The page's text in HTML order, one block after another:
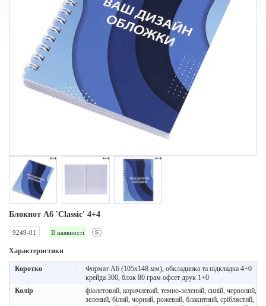
Блокнот A6 'Classic' 4+4
9249-01 В наявності
Характеристики
Коротко
Формат А6 (105х148 мм), обкладинка та підкладка 4+0
крейда 300, блок 80 грам офсет друк 1+0
Колір
фіолетовий, коричневий, темно-зелений, синій, червоний,
зелений, білий, чорний, рожевий, блакитний, сріблястий,